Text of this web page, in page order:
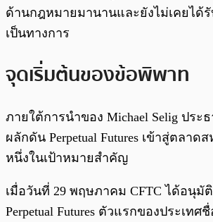
ด้านกฎหมายมานานและยังไม่เคยได้
เป็นทางการ
จุดเริ่มต้นของข้อพิพาท
ภายใต้การนำของ Michael Selig ประ
ผลักดัน Perpetual Futures เข้าสู่ตลาด
หนึ่งในเป้าหมายสำคัญ
เมื่อวันที่ 29 พฤษภาคม CFTC ได้อนุมั
Perpetual Futures ตัวแรกของประเทศชื่